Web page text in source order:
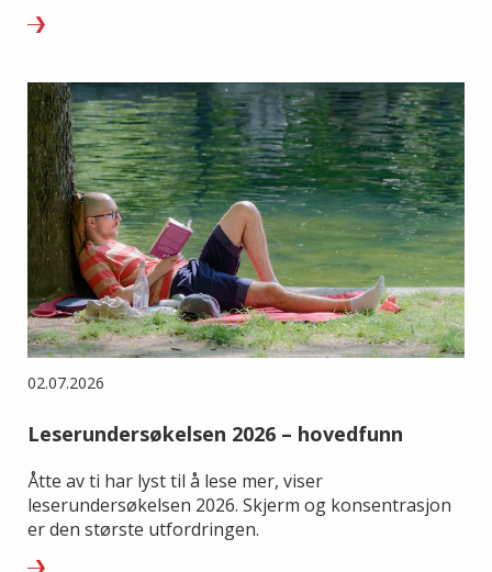
02.07.2026
Leserundersøkelsen 2026 – hovedfunn
Åtte av ti har lyst til å lese mer, viser
leserundersøkelsen 2026. Skjerm og konsentrasjon
er den største utfordringen.